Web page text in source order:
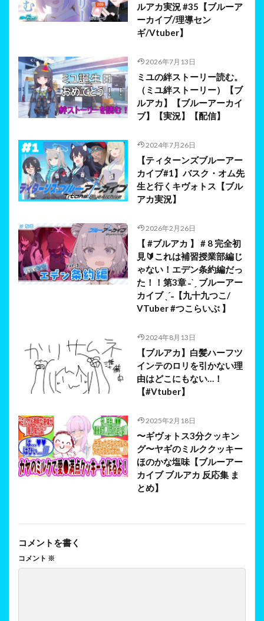
ルアカ実況 #35【ブルーア
ーカイブ/理導セン
ギ/Vtuber】
2026年7月13日
ミユの絆ストーリー読む。
（ミユ絆ストーリー）【ブ
ルアカ】【ブルーアーカイ
ブ】【実況】【配信】
2024年7月26日
【ティターンズブルーアー
カイブ#1】バスク・オム先
生と行くキヴォトス【ブル
アカ実況】
2026年2月26日
【 #ブルアカ 】 # 8 完全初
見🔰これは補習授業部編じ
ゃない！エデン条約編だっ
た！！第3章 ˗ˋˏ ブルーアー
カイブ ˎˊ˗【九十九つこ/
VTuber #つこらいぶ 】
2024年8月13日
【ブルアカ】白髪ハーフツ
インテのロリを引かない理
由はどこにもない…！
【#Vtuber】
2025年2月18日
〜ギヴォトス3分クッキン
グ〜ヤギのミルククッキー
ほのかな塩味【ブルーアー
カイブ ブルアカ 反応集 ま
とめ】
コメントを書く
コメント ※